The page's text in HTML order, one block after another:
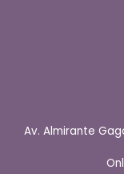
Av. Almirante